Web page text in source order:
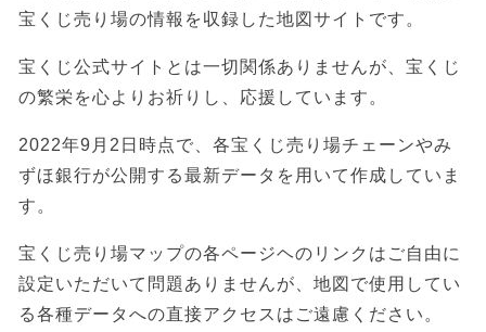
宝くじ売り場の情報を収録した地図サイトです。
宝くじ公式サイトとは一切関係ありませんが、宝くじ
の繁栄を心よりお祈りし、応援しています。
2022年9月2日時点で、各宝くじ売り場チェーンやみ
ずほ銀行が公開する最新データを用いて作成していま
す。
宝くじ売り場マップの各ページヘのリンクはご自由に
設定いただいて問題ありませんが、地図で使用してい
る各種データへの直接アクセスはご遠慮ください。